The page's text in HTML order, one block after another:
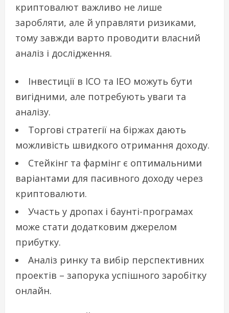
криптовалют важливо не лише
заробляти, але й управляти ризиками,
тому завжди варто проводити власний
аналіз і дослідження.
Інвестиції в ICO та IEO можуть бути
вигідними, але потребують уваги та
аналізу.
Торгові стратегії на біржах дають
можливість швидкого отримання доходу.
Стейкінг та фармінг є оптимальними
варіантами для пасивного доходу через
криптовалюти.
Участь у дропах і баунті-програмах
може стати додатковим джерелом
прибутку.
Аналіз ринку та вибір перспективних
проектів – запорука успішного заробітку
онлайн.